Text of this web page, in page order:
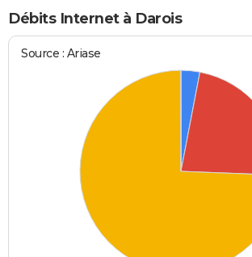
Bricolage
Lifestyle
Culture
Sport
Auto
Television
Voyage
Cinema
Débits Internet à Darois
Source : Ariase